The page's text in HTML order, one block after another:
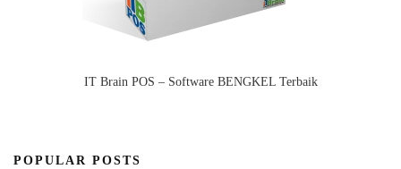
IT Brain POS – Software BENGKEL Terbaik
POPULAR POSTS